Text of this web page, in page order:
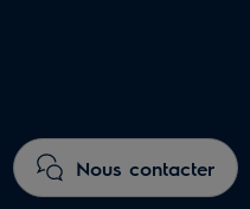
Nous contacter